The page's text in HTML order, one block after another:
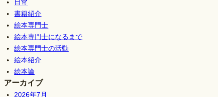
日常
書籍紹介
絵本専門士
絵本専門士になるまで
絵本専門士の活動
絵本紹介
絵本論
アーカイブ
2026年7月